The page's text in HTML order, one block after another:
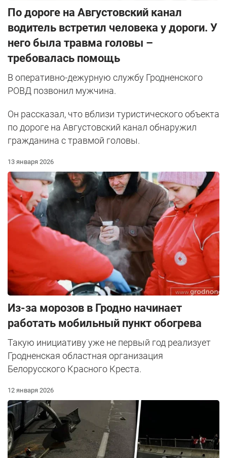
По дороге на Августовский канал
водитель встретил человека у дороги. У
него была травма головы –
требовалась помощь
В оперативно-дежурную службу Гродненского
РОВД позвонил мужчина.
Он рассказал, что вблизи туристического объекта
по дороге на Августовский канал обнаружил
гражданина с травмой головы.
13 января 2026
Из-за морозов в Гродно начинает
работать мобильный пункт обогрева
Такую инициативу уже не первый год реализует
Гродненская областная организация
Белорусского Красного Креста.
12 января 2026